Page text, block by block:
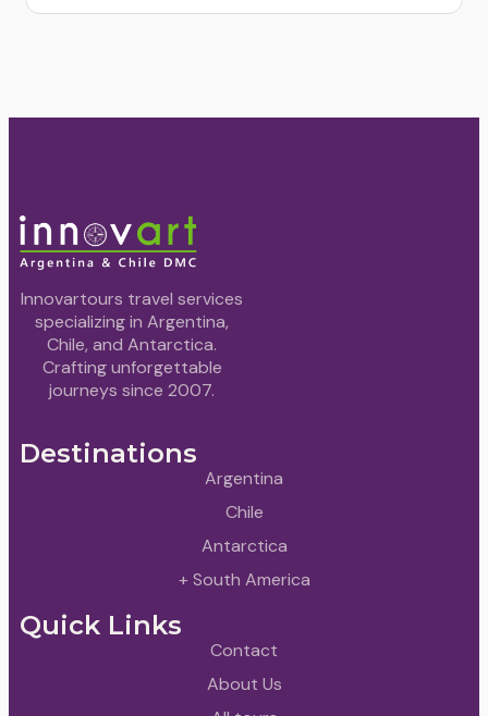
Innovartours travel services
specializing in Argentina,
Chile, and Antarctica.
Crafting unforgettable
journeys since 2007.
Destinations
Argentina
Chile
Antarctica
+ South America
Quick Links
Contact
About Us